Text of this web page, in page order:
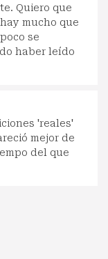
Quiero que
mucho que
se
haber leído
'reales'
mejor de
del que